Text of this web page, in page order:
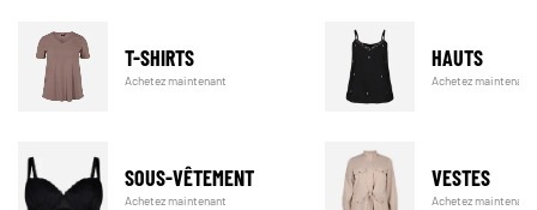
T-SHIRTS
Achetez maintenant
HAUTS
Achetez maintenant
SOUS-VÊTEMENT
Achetez maintenant
VESTES
Achetez maintenant